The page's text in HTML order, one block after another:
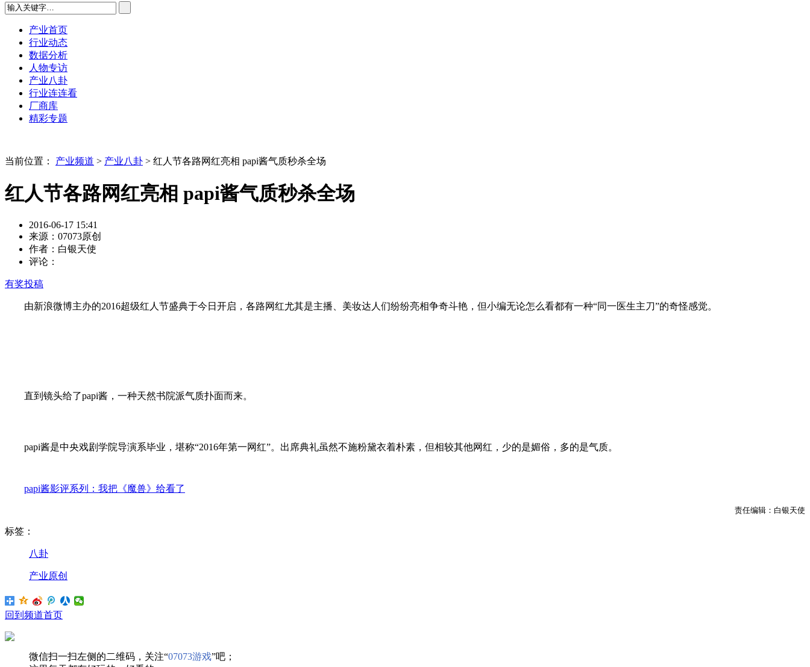
产业首页
行业动态
数据分析
人物专访
产业八卦
行业连连看
厂商库
精彩专题
当前位置： 产业频道 > 产业八卦 > 红人节各路网红亮相 papi酱气质秒杀全场
红人节各路网红亮相 papi酱气质秒杀全场
2016-06-17 15:41
来源：07073原创
作者：白银天使
评论：
有奖投稿
由新浪微博主办的2016超级红人节盛典于今日开启，各路网红尤其是主播、美妆达人们纷纷亮相争奇斗艳，但小编无论怎么看都有一种“同一医生主刀”的奇怪感觉。
直到镜头给了papi酱，一种天然书院派气质扑面而来。
papi酱是中央戏剧学院导演系毕业，堪称“2016年第一网红”。出席典礼虽然不施粉黛衣着朴素，但相较其他网红，少的是媚俗，多的是气质。
papi酱影评系列：我把《魔兽》给看了
责任编辑：白银天使
标签：
八卦
产业原创
回到频道首页
微信扫一扫左侧的二维码，关注“07073游戏”吧；